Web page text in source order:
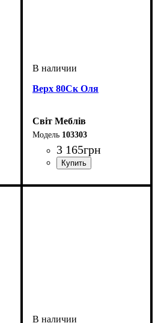
Верх 80Ск Оля
Світ Меблів
103303
3 165грн